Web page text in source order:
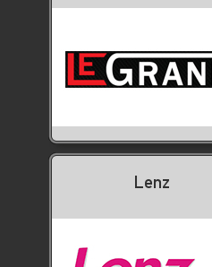
Lenz